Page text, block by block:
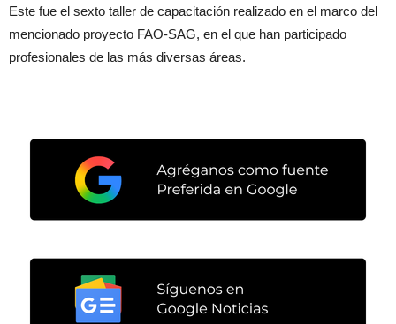
Este fue el sexto taller de capacitación realizado en el marco del
mencionado proyecto FAO-SAG, en el que han participado
profesionales de las más diversas áreas.